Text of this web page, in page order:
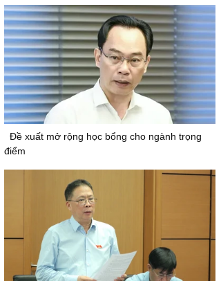
Đề xuất mở rộng học bổng cho ngành trọng
điểm